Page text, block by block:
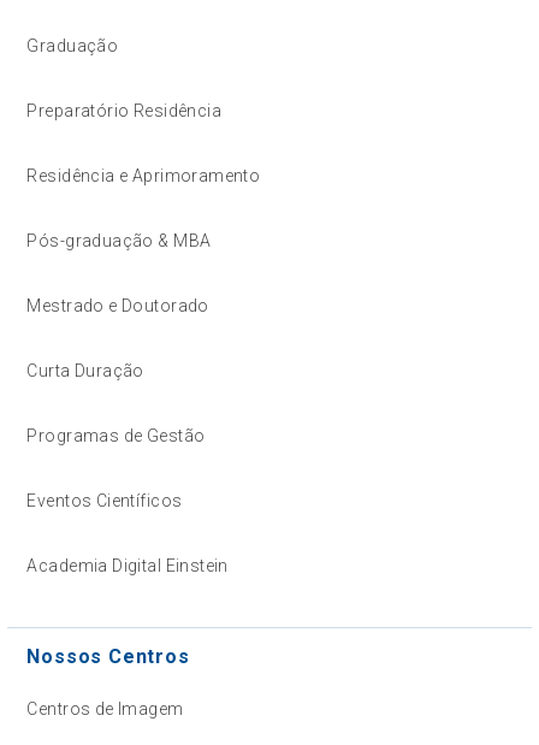
Graduação
Preparatório Residência
Residência e Aprimoramento
Pós-graduação & MBA
Mestrado e Doutorado
Curta Duração
Programas de Gestão
Eventos Científicos
Academia Digital Einstein
Nossos Centros
Centros de Imagem